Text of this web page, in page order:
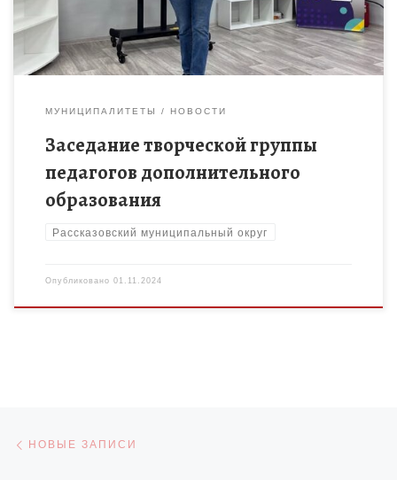
МУНИЦИПАЛИТЕТЫ НОВОСТИ
Заседание творческой группы
педагогов дополнительного
образования
Рассказовский муниципальный округ
Опубликовано 01.11.2024
Навигация по записям
НОВЫЕ ЗАПИСИ